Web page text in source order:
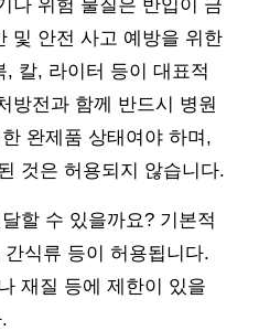
나 위험 물질은 반입이 금
및 안전 사고 예방을 위한
칼, 라이터 등이 대표적
방전과 함께 반드시 병원
완제품 상태여야 하며,
것은 허용되지 않습니다.
할 수 있을까요? 기본적
식류 등이 허용됩니다.
재질 등에 제한이 있을